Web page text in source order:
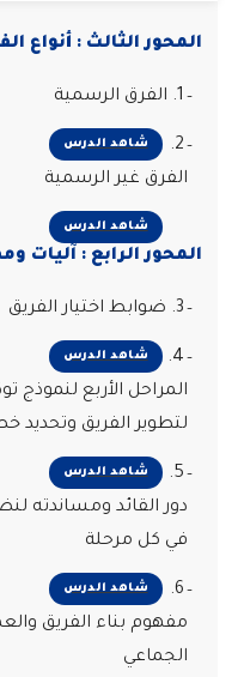
المحور الثالث : أنواع
شاهد الدرس
2.
الفرق غير الرسمية
شاهد الدرس
المحور الرابع : آليات
شاهد الدرس
4.
المراحل الأربع لنموذج
لتطوير الفريق وتحديد
شاهد الدرس
5.
دور القائد ومساندته
في كل مرحلة
شاهد الدرس
6.
مفهوم بناء الفريق
الجماعي